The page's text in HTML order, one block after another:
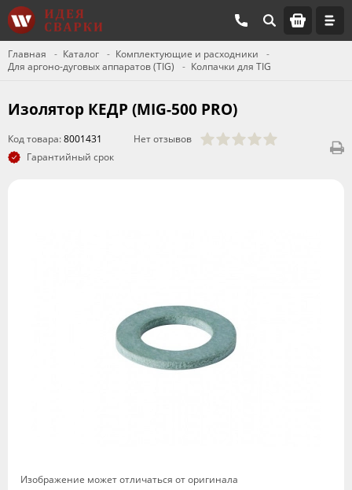
Главная Каталог
Комплектующие и расходники
Для аргоно-дуговых аппаратов (TIG)
Колпачки для TIG
Изолятор КЕДР (MIG-500 PRO)
Код товара:8001431
Нет отзывов
Гарантийный срок
Изображение может отличаться от оригинала